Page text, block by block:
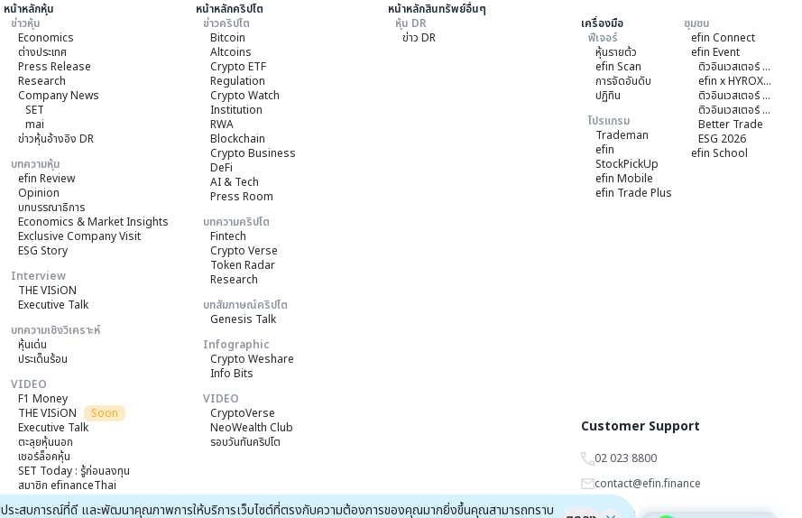
หน้าหลักหุ้น
ข่าวหุ้น
Economics
ต่างประเทศ
Press Release
Research
Company News
SET
mai
ข่าวหุ้นอ้างอิง DR
บทความหุ้น
efin Review
Opinion
บทบรรณาธิการ
Economics & Market Insights
Exclusive Company Visit
ESG Story
Interview
THE VISiON
Executive Talk
บทความเชิงวิเคราะห์
หุ้นเด่น
ประเด็นร้อน
VIDEO
F1 Money
THE VISiON
Soon
Executive Talk
ตะลุยหุ้นนอก
เชอร์ล็อคหุ้น
SET Today : รู้ก่อนลงทุน
สมาชิก efinanceThai
News Clips
efin StockPickUp
หน้าหลักคริปโต
ข่าวคริปโต
Bitcoin
Altcoins
Crypto ETF
Regulation
Crypto Watch
Institution
RWA
Blockchain
Crypto Business
DeFi
AI & Tech
Press Room
บทความคริปโต
Fintech
Crypto Verse
Token Radar
Research
บทสัมภาษณ์คริปโต
Genesis Talk
Infographic
Crypto Weshare
Info Bits
VIDEO
CryptoVerse
NeoWealth Club
รอบวันทันคริปโต
หน้าหลักสินทรัพย์อื่นๆ
หุ้น DR
ข่าว DR
เครื่องมือ
ฟีเจอร์
หุ้นรายต้ว
efin Scan
การจัดอันดับ
ปฏิทิน
โปรแกรม
Trademan
efin
StockPickUp
efin Mobile
efin Trade Plus
ชุมชน
efin Connect
efin Event
ติวอินเวสเตอร์ ON TOUR "หาดใหญ่" 2026
efin x HYROX Training Class
ติวอินเวสเตอร์ ON TOUR "ชลบุรี" 2026
ติวอินเวสเตอร์ ON TOUR “เชียงใหม่” 2026
Better Trade
ESG 2026
efin School
Customer Support
02 023 8800
contact@efin.finance
ประสบการณ์ที่ดี และพัฒนาคุณภาพการให้บริการเว็บไซต์ที่ตรงกับความต้องการของคุณมากยิ่งขึ้นคุณสามารถทราบ